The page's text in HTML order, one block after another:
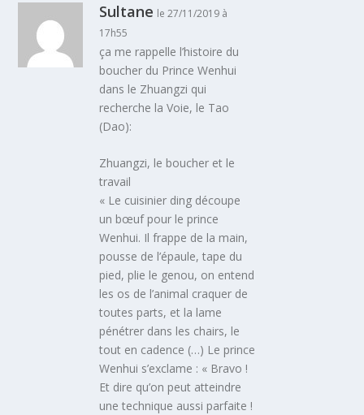
Sultane le 27/11/2019 à
17h55
ça me rappelle l’histoire du
boucher du Prince Wenhui
dans le Zhuangzi qui
recherche la Voie, le Tao
(Dao):
Zhuangzi, le boucher et le
travail
« Le cuisinier ding découpe
un bœuf pour le prince
Wenhui. Il frappe de la main,
pousse de l’épaule, tape du
pied, plie le genou, on entend
les os de l’animal craquer de
toutes parts, et la lame
pénétrer dans les chairs, le
tout en cadence (…) Le prince
Wenhui s’exclame : « Bravo !
Et dire qu’on peut atteindre
une technique aussi parfaite !